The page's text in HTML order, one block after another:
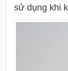
sử dụng khi